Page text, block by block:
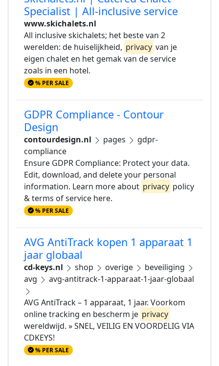
Specialist | All-inclusive service
www.skichalets.nl
All inclusive skichalets; het beste van 2
werelden: de huiselijkheid, privacy van je
eigen chalet en het gemak van de service
zoals in een hotel.
% PER SALE
GDPR Compliance - Contour
Design
contourdesign.nl pages
gdpr-
compliance
Ensure GDPR Compliance: Protect your data.
Edit, download, and delete your personal
information. Learn more about privacy policy
& terms of service here.
% PER SALE
AVG AntiTrack kopen 1 apparaat 1
jaar globaal
cd-keys.nl shop overige
beveiliging
avg
avg-antitrack-1-apparaat-1-jaar-globaal
AVG AntiTrack – 1 apparaat, 1 jaar. Voorkom
online tracking en bescherm je privacy
wereldwijd. » SNEL, VEILIG EN VOORDELIG VIA
CDKEYS!
% PER SALE